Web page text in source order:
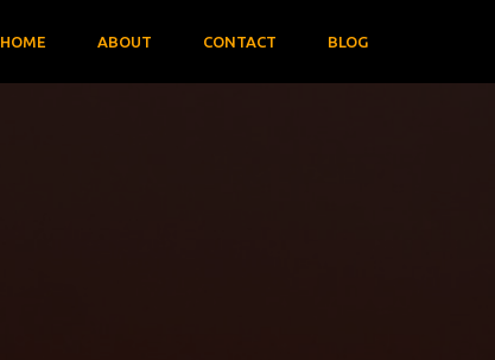
HOME ABOUT CONTACT BLOG